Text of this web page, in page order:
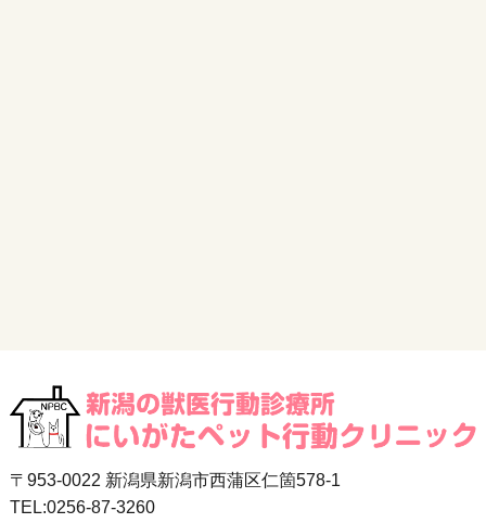
〒953-0022 新潟県新潟市西蒲区仁箇578-1
TEL:0256-87-3260